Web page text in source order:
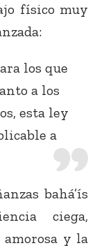
físico muy
los que
a los
esta ley
a
bahá’ís
ciega,
amorosa y la